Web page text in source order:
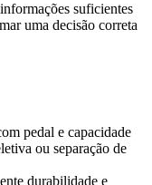
suficientes
uma decisão correta
pedal e capacidade
ou separação de
durabilidade e